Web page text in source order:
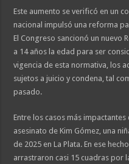
Este aumento se verificó en un
nacional impulsó una reforma
El Congreso sancionó un nuevo
a 14 años la edad para ser
vigencia de esta normativa, los
sujetos a juicio y condena, tal
pasado.
Entre los casos más
asesinato de Kim Gómez, una
de 2025 en La Plata. En ese
arrastraron casi 15 cuadras por